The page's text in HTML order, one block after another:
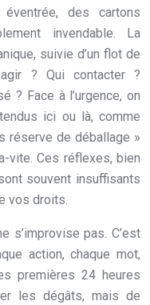
des cartons
invendable. La
suivie d’un flot de
? Qui contacter ?
? Face à l’urgence, on
ici ou là, comme
réserve de déballage »
vite. Ces réflexes, bien
souvent insuffisants
vos droits.
s’improvise pas. C’est
action, chaque mot,
premières 24 heures
les dégâts, mais de